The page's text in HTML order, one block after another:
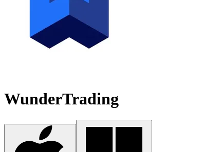
WunderTrading